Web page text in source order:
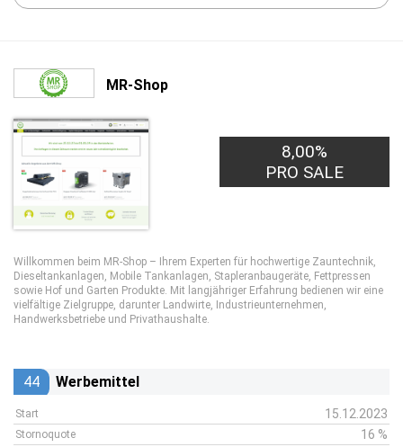
MR-Shop
8,00%
PRO SALE
Willkommen beim MR-Shop – Ihrem Experten für hochwertige Zauntechnik,
Dieseltankanlagen, Mobile Tankanlagen, Stapleranbaugeräte, Fettpressen
sowie Hof und Garten Produkte. Mit langjähriger Erfahrung bedienen wir eine
vielfältige Zielgruppe, darunter Landwirte, Industrieunternehmen,
Handwerksbetriebe und Privathaushalte.
44 Werbemittel
Start 15.12.2023
Stornoquote 16 %